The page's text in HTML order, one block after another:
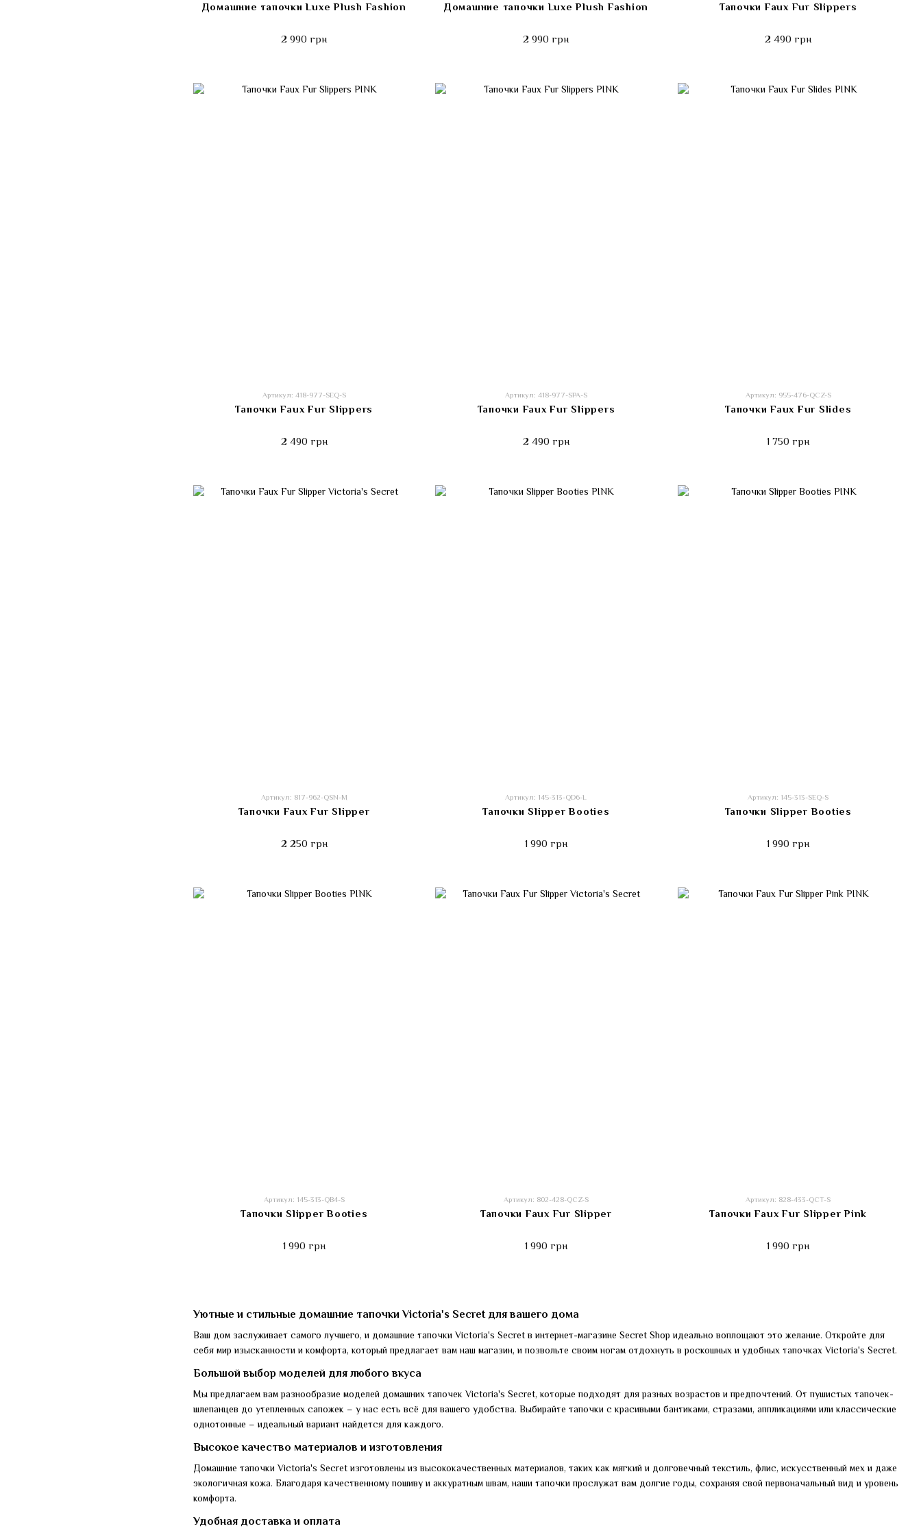
Уютные и стильные домашние тапочки Victoria's Secret для вашего дома
Ваш дом заслуживает самого лучшего, и домашние тапочки Victoria's Secret в интернет-магазине Secret Shop идеально воплощают это желание. Откройте для
себя мир изысканности и комфорта, который предлагает вам наш магазин, и позвольте своим ногам отдохнуть в роскошных и удобных тапочках Victoria's Secret.
Большой выбор моделей для любого вкуса
Мы предлагаем вам разнообразие моделей домашних тапочек Victoria's Secret, которые подходят для разных возрастов и предпочтений. От пушистых тапочек-
шлепанцев до утепленных сапожек – у нас есть всё для вашего удобства. Выбирайте тапочки с красивыми бантиками, стразами, аппликациями или классические
однотонные – идеальный вариант найдется для каждого.
Высокое качество материалов и изготовления
Домашние тапочки Victoria's Secret изготовлены из высококачественных материалов, таких как мягкий и долговечный текстиль, флис, искусственный мех и даже
экологичная кожа. Благодаря качественному пошиву и аккуратным швам, наши тапочки прослужат вам долгие годы, сохраняя свой первоначальный вид и уровень
комфорта.
Удобная доставка и оплата
Домашние тапочки Luxe Plush Fashion
2 990 грн
Домашние тапочки Luxe Plush Fashion
2 990 грн
Тапочки Faux Fur Slippers
2 490 грн
Артикул: 418-977-SEQ-S
Тапочки Faux Fur Slippers
2 490 грн
Артикул: 418-977-SPA-S
Тапочки Faux Fur Slippers
2 490 грн
Артикул: 955-476-QCZ-S
Тапочки Faux Fur Slides
1 750 грн
Артикул: 817-962-QSN-M
Тапочки Faux Fur Slipper
2 250 грн
Артикул: 145-313-QD6-L
Тапочки Slipper Booties
1 990 грн
Артикул: 145-313-SEQ-S
Тапочки Slipper Booties
1 990 грн
Артикул: 145-313-QB4-S
Тапочки Slipper Booties
1 990 грн
Артикул: 802-428-QCZ-S
Тапочки Faux Fur Slipper
1 990 грн
Артикул: 828-433-QCT-S
Тапочки Faux Fur Slipper Pink
1 990 грн